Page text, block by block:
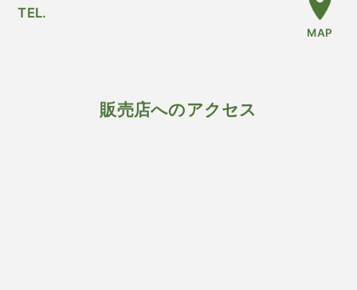
TEL.
MAP
販売店へのアクセス